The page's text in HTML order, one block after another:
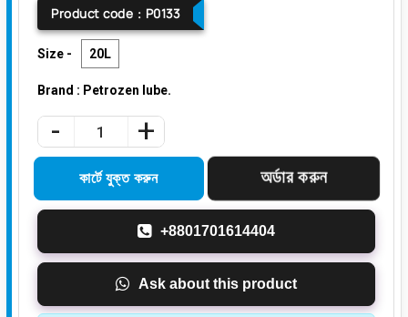
Product code : P0133
Size - 20L
Brand : Petrozen lube.
- +
+8801701614404
Ask about this product